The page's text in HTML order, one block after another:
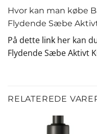
Hvor kan man købe
Flydende Sæbe
På dette link her kan
Flydende Sæbe Aktivt
RELATEREDE